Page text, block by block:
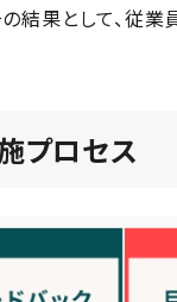
結果として、従
プロセス